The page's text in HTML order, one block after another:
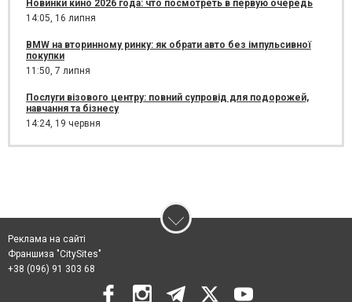
Новинки кино 2026 года: что посмотреть в первую очередь
14:05, 16 липня
BMW на вторинному ринку: як обрати авто без імпульсивної
покупки
11:50, 7 липня
Послуги візового центру: повний супровід для подорожей,
навчання та бізнесу
14:24, 19 червня
Реклама на сайті
Франшиза "CitySites"
+38 (096) 91 303 68